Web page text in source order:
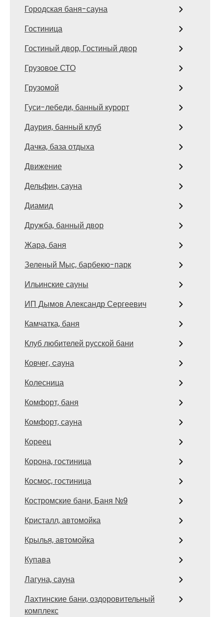
Городская баня-сауна
Гостиница
Гостиный двор, Гостиный двор
Грузовое СТО
Грузомой
Гуси-лебеди, банный курорт
Даурия, банный клуб
Дачка, база отдыха
Движение
Дельфин, сауна
Диамид
Дружба, банный двор
Жара, баня
Зеленый Мыс, барбекю-парк
Ильинские сауны
ИП Дымов Александр Сергеевич
Камчатка, баня
Клуб любителей русской бани
Ковчег, cауна
Колесница
Комфорт, баня
Комфорт, сауна
Кореец
Корона, гостиница
Космос, гостиница
Костромские бани, Баня №9
Кристалл, автомойка
Крылья, автомойка
Купава
Лагуна, сауна
Лахтинские бани, оздоровительный
комплекс